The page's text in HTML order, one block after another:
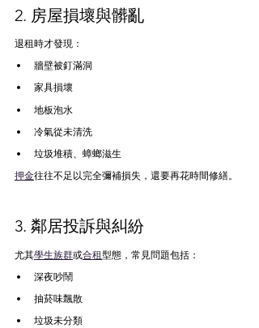
2. 房屋損壞與髒亂
退租時才發現：
牆壁被釘滿洞
家具損壞
地板泡水
冷氣從未清洗
垃圾堆積、蟑螂滋生
押金往往不足以完全彌補損失，還要再花時間修繕。
3. 鄰居投訴與糾紛
尤其學生族群或合租型態，常見問題包括：
深夜吵鬧
抽菸味飄散
垃圾未分類